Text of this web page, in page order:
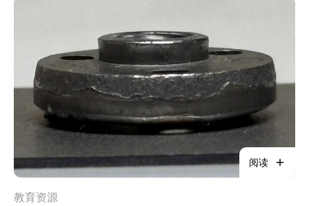
阅读
教育资源